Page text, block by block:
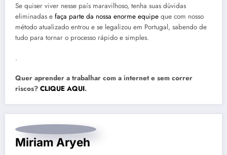
Se quiser viver nesse país maravilhoso, tenha suas dúvidas
eliminadas e faça parte da nossa enorme equipe que com nosso
método atualizado entrou e se legalizou em Portugal, sabendo de
tudo para tornar o processo rápido e simples.
.
Quer aprender a trabalhar com a internet e sem correr
riscos? CLIQUE AQUI.
Miriam Aryeh